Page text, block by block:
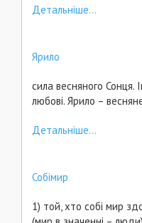
Детальніше...
Ярило
сила весняного Сонця.
любові. Ярило –
Детальніше...
Собімир
1) той, хто собі мир